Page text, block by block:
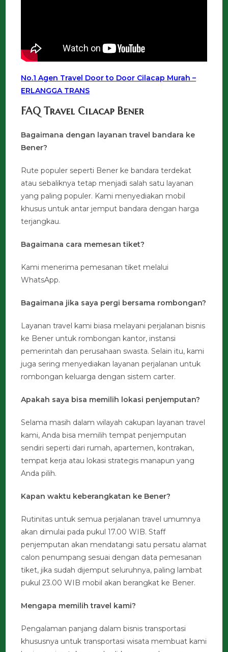
No.1 Agen Travel Door to Door Cilacap Murah –
ERLANGGA TRANS
FAQ Travel Cilacap Bener
Bagaimana dengan layanan travel bandara ke
Bener?
Rute populer seperti Bener ke bandara terdekat
atau sebaliknya tetap menjadi salah satu layanan
yang paling populer. Kami menyediakan mobil
khusus untuk antar jemput bandara dengan harga
terjangkau.
Bagaimana cara memesan tiket?
Kami menerima pemesanan tiket melalui
WhatsApp.
Bagaimana jika saya pergi bersama rombongan?
Layanan travel kami biasa melayani perjalanan bisnis
ke Bener untuk rombongan kantor, instansi
pemerintah dan perusahaan swasta. Selain itu, kami
juga sering menyediakan layanan perjalanan untuk
rombongan keluarga dengan sistem carter.
Apakah saya bisa memilih lokasi penjemputan?
Selama masih dalam wilayah cakupan layanan travel
kami, Anda bisa memilih tempat penjemputan
sendiri seperti dari rumah, apartemen, kontrakan,
tempat kerja atau lokasi strategis manapun yang
Anda pilih.
Kapan waktu keberangkatan ke Bener?
Rutinitas untuk semua perjalanan travel umumnya
akan dimulai pada pukul 17.00 WIB. Staff
penjemputan akan mendatangi satu persatu alamat
calon penumpang sesuai dengan data pemesanan
tiket, jika sudah dijemput seluruhnya, paling lambat
pukul 23.00 WIB mobil akan berangkat ke Bener.
Mengapa memilih travel kami?
Pengalaman panjang dalam bisnis transportasi
khususnya untuk transportasi wisata membuat kami